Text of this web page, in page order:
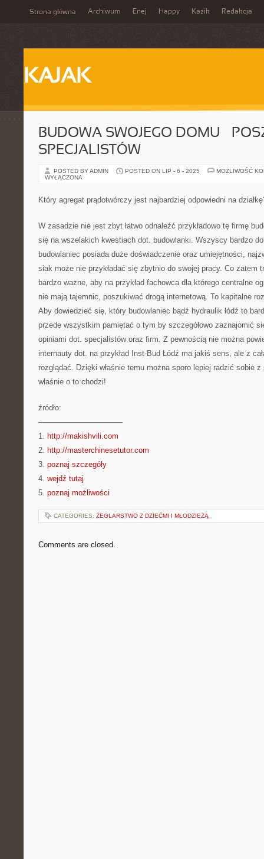
Strona główna Archiwum Enej Happy Kazik Redakcja
KAJAK
BUDOWA SWOJEGO DOMU –
SPECJALISTÓW
POSTED BY ADMIN POSTED ON LIP - 6 - 2025
MOŻLIWOŚĆ
WYŁĄCZONA
Który agregat prądotwórczy jest najbardziej odpowiedni na
W zasadzie nie jest zbyt łatwo odnaleźć przykładowo tę firmę
się na wszelakich kwestiach dot. budowlanki. Wszyscy bardzo
budowlaniec posiada duże doświadczenie oraz umiejętności,
siak może nie przykładać się zbytnio do swojej pracy. Co zatem
bardzo ważne, aby na przykład fachowca dla którego centralne
nie mają tajemnic, poszukiwać drogą internetową. To kapitalne
Aby dowiedzieć się, który budowlaniec bądź hydraulik łódź to
przede wszystkim pamiętać o tym by szczegółowo zaznajomić
opiniami dot. specjalistów oraz firm. Z pewnością nie można
internauty dot. na przykład Inst-Bud Łódź ma jakiś sens, ale z
rozglądać. Dzięki właśnie temu można sporo lepiej radzić sobie
właśnie o to chodzi!
źródło:
———————————
1. http://makishvili.com
2. http://masterchinesetutor.com
3. poznaj szczegóły
4. wejdź tutaj
5. poznaj możliwości
CATEGORIES: ŻEGLARSTWO Z DZIEĆMI I MŁODZIEŻĄ
Comments are closed.